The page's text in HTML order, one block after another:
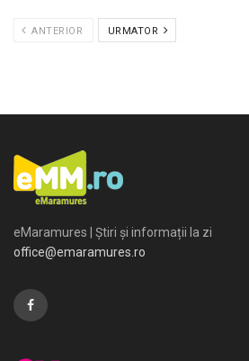
ANTERIOR URMATOR
eMaramures | Știri și informații la zi
office@emaramures.ro